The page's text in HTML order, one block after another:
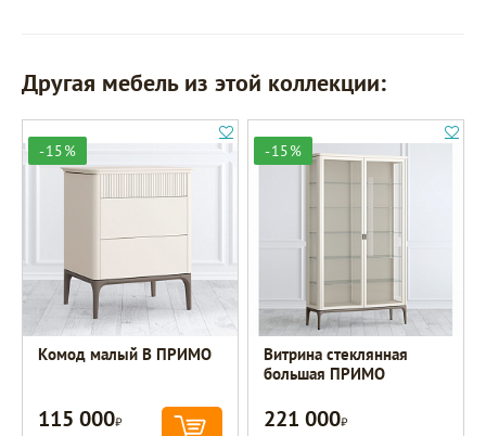
Другая мебель из этой коллекции:
-15%
Комод малый B ПРИМО
115 000Р
-15%
Витрина стеклянная
большая ПРИМО
221 000Р